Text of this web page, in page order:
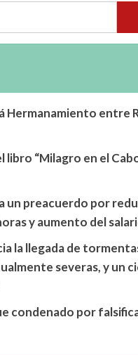
Hermanamiento entre
libro “Milagro en el
un preacuerdo por
y aumento del
la llegada de
severas, y un
condenado por